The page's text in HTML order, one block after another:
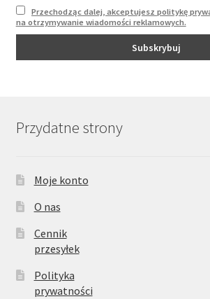
Przechodząc dalej, akceptujesz politykę
na otrzymywanie wiadomości reklamowych.
Przydatne strony
Moje konto
O nas
Cennik
przesyłek
Polityka
prywatności